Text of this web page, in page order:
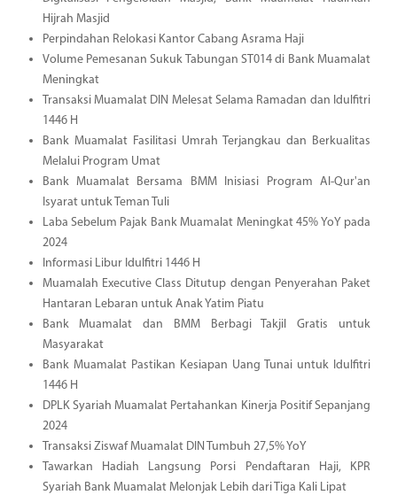
Hijrah Masjid
Perpindahan Relokasi Kantor Cabang Asrama Haji
Volume Pemesanan Sukuk Tabungan ST014 di Bank Muamalat
Meningkat
Transaksi Muamalat DIN Melesat Selama Ramadan dan Idulfitri
1446 H
Bank Muamalat Fasilitasi Umrah Terjangkau dan Berkualitas
Melalui Program Umat
Bank Muamalat Bersama BMM Inisiasi Program Al-Qur'an
Isyarat untuk Teman Tuli
Laba Sebelum Pajak Bank Muamalat Meningkat 45% YoY pada
2024
Informasi Libur Idulfitri 1446 H
Muamalah Executive Class Ditutup dengan Penyerahan Paket
Hantaran Lebaran untuk Anak Yatim Piatu
Bank Muamalat dan BMM Berbagi Takjil Gratis untuk
Masyarakat
Bank Muamalat Pastikan Kesiapan Uang Tunai untuk Idulfitri
1446 H
DPLK Syariah Muamalat Pertahankan Kinerja Positif Sepanjang
2024
Transaksi Ziswaf Muamalat DIN Tumbuh 27,5% YoY
Tawarkan Hadiah Langsung Porsi Pendaftaran Haji, KPR
Syariah Bank Muamalat Melonjak Lebih dari Tiga Kali Lipat